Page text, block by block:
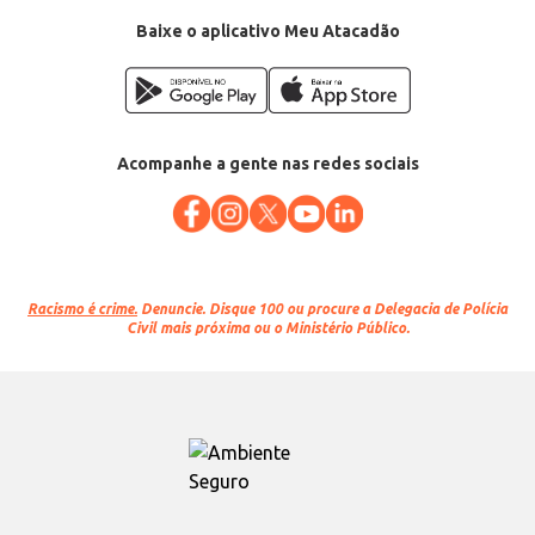
Baixe o aplicativo Meu Atacadão
Acompanhe a gente nas redes sociais
Racismo é crime. Denuncie. Disque 100 ou procure a Delegacia de Polícia
Civil mais próxima ou o Ministério Público.